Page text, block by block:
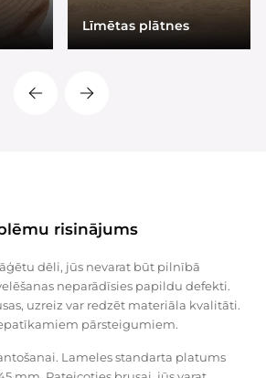
Līmētas plātnes
risinājums
dēli, jūs nevarat būt pilnībā
neparādīsies papildu defekti.
uzreiz var redzēt materiāla kvalitāti.
pārsteigumiem.
Lameles standarta platums